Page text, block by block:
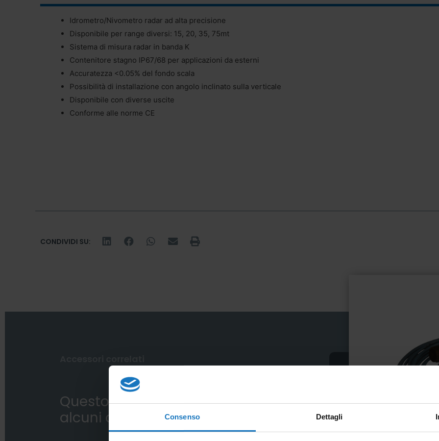
Consenso Dettagli
Idrometro/Nivometro radar ad alta precisione
Disponibile per range diversi: 15, 20, 35, 75mt
Sistema di misura radar in banda K
Contenitore stagno IP67/68 per applicazioni da esterni
Accuratezza <0.05% del fondo scala
Possibilità di installazione con angolo inclinato sulla verticale
Disponibile con diverse uscite
Conforme alle norme CE
CONDIVIDI SU:
Questo sensore impiega
alcuni dei nostri accessori